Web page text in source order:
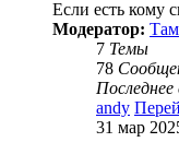
Если есть кому
Модератор:
7 Темы
78
andy
31 мар